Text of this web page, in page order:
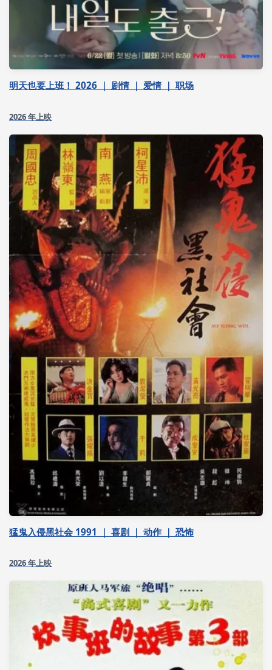
明天也要上班！ 2026 ｜ 剧情 ｜ 爱情 ｜ 职场
2026 年上映
猛鬼入侵黑社会 1991 ｜ 喜剧 ｜ 动作 ｜ 恐怖
2026 年上映